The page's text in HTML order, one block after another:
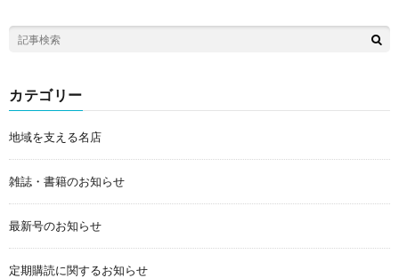
カテゴリー
地域を支える名店
雑誌・書籍のお知らせ
最新号のお知らせ
定期購読に関するお知らせ